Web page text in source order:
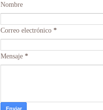
Nombre
Correo electrónico *
Mensaje *